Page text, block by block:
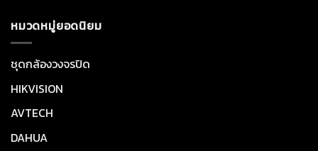
หมวดหมู่ยอดนิยม
ชุดกล้องวงจรปิด
HIKVISION
AVTECH
DAHUA